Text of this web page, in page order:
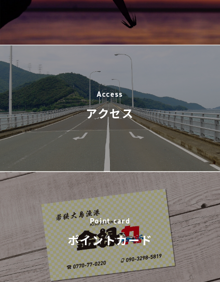
Access
アクセス
Point card
ポイントカード